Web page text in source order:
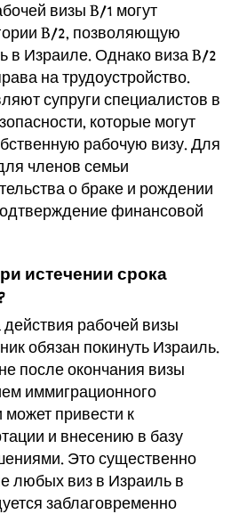
визы B/1 могут
B/2, позволяющую
в Израиле. Однако виза B/2
на трудоустройство.
супруги специалистов в
которые могут
рабочую визу. Для
членов семьи
о браке и рождении
финансовой
истечении срока
действия рабочей визы
обязан покинуть Израиль.
после окончания визы
иммиграционного
может привести к
и внесению в базу
Это существенно
любых виз в Израиль в
заблаговременно